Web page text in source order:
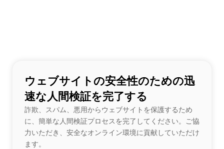
ウェブサイトの安全性のための迅
速な人間検証を完了する
詐欺、スパム、悪用からウェブサイトを保護するため
に、簡単な人間検証プロセスを完了してください。ご協
力いただき、安全なオンライン環境に貢献していただけ
ます。